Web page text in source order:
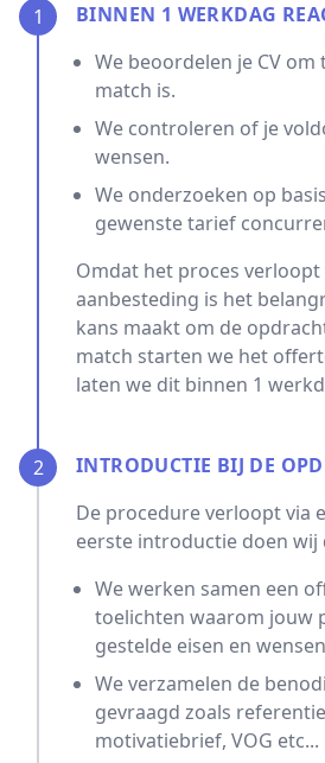
1
BINNEN 1 WERKDAG
We beoordelen je CV om
match is.
We controleren of je
wensen.
We onderzoeken op
gewenste tarief
Omdat het proces verloopt
aanbesteding is het
kans maakt om de
match starten we het
laten we dit binnen 1
2
INTRODUCTIE BIJ DE
De procedure verloopt via
eerste introductie doen wij
We werken samen een
toelichten waarom jouw
gestelde eisen en
We verzamelen de
gevraagd zoals
motivatiebrief, VOG etc...